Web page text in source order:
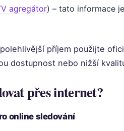
agregátor) – tato informace
příjem použijte
dostupnost nebo nižší
přes internet?
online sledování